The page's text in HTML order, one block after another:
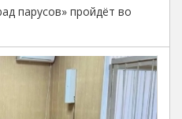
парусов» пройдёт во